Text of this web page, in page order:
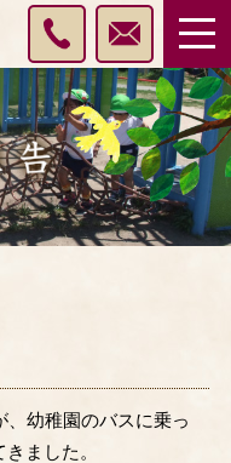
、幼稚園のバスに乗っ
ました。